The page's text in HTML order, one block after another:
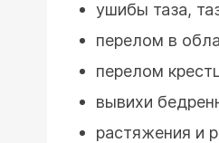
ушибы таза,
перелом в
перелом
вывихи
растяжения и